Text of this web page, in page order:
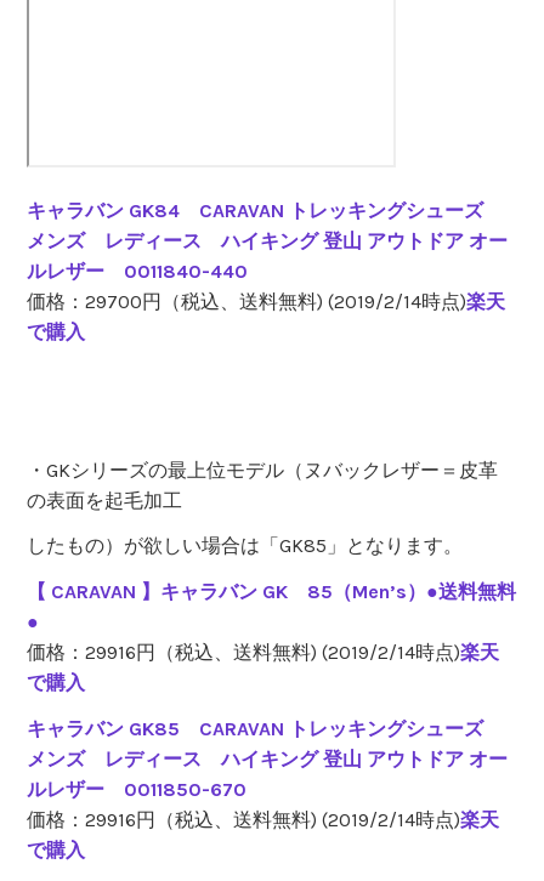
キャラバン GK84 CARAVAN トレッキングシューズ
メンズ レディース ハイキング 登山 アウトドア オー
ルレザー 0011840-440
価格：29700円（税込、送料無料) (2019/2/14時点)楽天
で購入
・GKシリーズの最上位モデル（ヌバックレザー＝皮革
の表面を起毛加工
したもの）が欲しい場合は「GK85」となります。
【 CARAVAN 】キャラバン GK 85（Men’s）●送料無料
●
価格：29916円（税込、送料無料) (2019/2/14時点)楽天
で購入
キャラバン GK85 CARAVAN トレッキングシューズ
メンズ レディース ハイキング 登山 アウトドア オー
ルレザー 0011850-670
価格：29916円（税込、送料無料) (2019/2/14時点)楽天
で購入